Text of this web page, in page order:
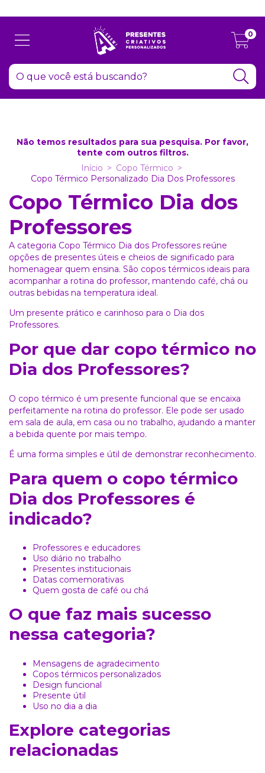
0
Não temos resultados para sua pesquisa. Por favor,
tente com outros filtros.
Início > Copo Térmico >
Copo Térmico Personalizado Dia Dos Professores
Copo Térmico Dia dos
Professores
A categoria Copo Térmico Dia dos Professores reúne
opções de presentes úteis e cheios de significado para
homenagear quem ensina. São copos térmicos ideais para
acompanhar a rotina do professor, mantendo café, chá ou
outras bebidas na temperatura ideal.
Um presente prático e carinhoso para o Dia dos
Professores.
Por que dar copo térmico no
Dia dos Professores?
O copo térmico é um presente funcional que se encaixa
perfeitamente na rotina do professor. Ele pode ser usado
em sala de aula, em casa ou no trabalho, ajudando a manter
a bebida quente por mais tempo.
É uma forma simples e útil de demonstrar reconhecimento.
Para quem o copo térmico
Dia dos Professores é
indicado?
Professores e educadores
Uso diário no trabalho
Presentes institucionais
Datas comemorativas
Quem gosta de café ou chá
O que faz mais sucesso
nessa categoria?
Mensagens de agradecimento
Copos térmicos personalizados
Design funcional
Presente útil
Uso no dia a dia
Explore categorias
relacionadas